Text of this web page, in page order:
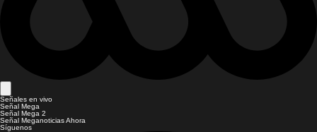
Señales en vivo
Señal Mega
Señal Mega 2
Señal Meganoticias Ahora
Síguenos